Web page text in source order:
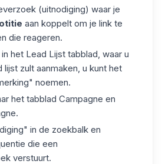
(uitnodiging) waar je
aan koppelt om je link te
die reageren.
in het Lead Lijst tabblad, waar u
lijst zult aanmaken, u kunt het
noemen.
het tabblad Campagne en
in de zoekbalk en
die een
verstuurt.